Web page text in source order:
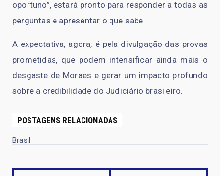
oportuno”, estará pronto para responder a todas as
perguntas e apresentar o que sabe.
A expectativa, agora, é pela divulgação das provas
prometidas, que podem intensificar ainda mais o
desgaste de Moraes e gerar um impacto profundo
sobre a credibilidade do Judiciário brasileiro.
POSTAGENS RELACIONADAS
Brasil